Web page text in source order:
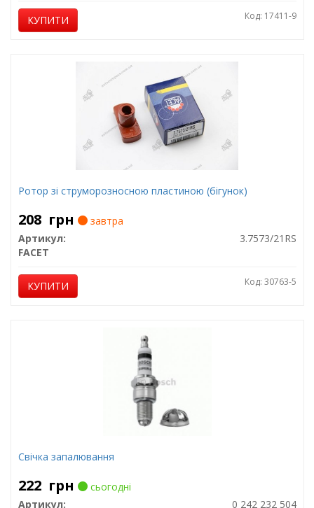
КУПИТИ Код: 17411-9
Ротор зі струморозносною пластиною (бігунок)
208 грн
завтра
Артикул:
3.7573/21RS
FACET
КУПИТИ Код: 30763-5
Свічка запалювання
222 грн
сьогодні
Артикул:
0 242 232 504